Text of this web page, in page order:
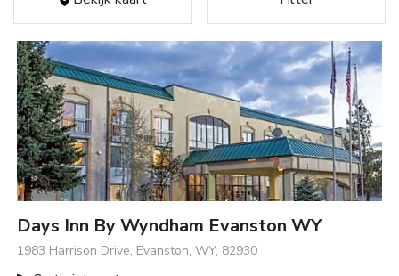
Days Inn By Wyndham Evanston WY
1983 Harrison Drive, Evanston, WY, 82930